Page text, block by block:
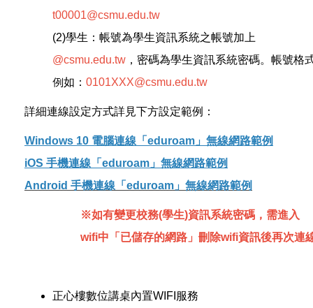
t00001@csmu.edu.tw
(2)學生：帳號為學生資訊系統之帳號加上
@csmu.edu.tw ，密碼為學生資訊系統密碼。帳號格
例如： 0101XXX@csmu.edu.tw
詳細連線設定方式詳見下方設定範例：
Windows 10 電腦連線「eduroam」無線網路範例
iOS 手機連線「eduroam」無線網路範例
Android 手機連線「eduroam」無線網路範例
※如有變更校務(學生)資訊系統密碼，需進入
wifi中「已儲存的網路」刪除wifi資訊後再次連
正心樓數位講桌內置WIFI服務